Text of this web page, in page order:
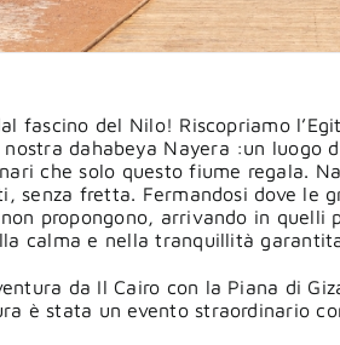
fascino del Nilo! Riscopriamo
nostra dahabeya Nayera :un
che solo questo fiume regala.
senza fretta. Fermandosi dove le
propongono, arrivando in
calma e nella tranquillità
da Il Cairo con la Piana di
è stata un evento straordinario